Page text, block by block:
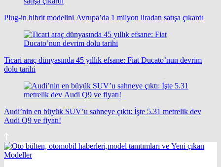
Plug-in hibrit modelini Avrupa’da 1 milyon liradan satışa çıkardı
Ticari araç dünyasında 45 yıllık efsane: Fiat Ducato’nun devrim
dolu tarihi
Audi’nin en büyük SUV’u sahneye çıktı: İşte 5.31 metrelik dev
Audi Q9 ve fiyatı!